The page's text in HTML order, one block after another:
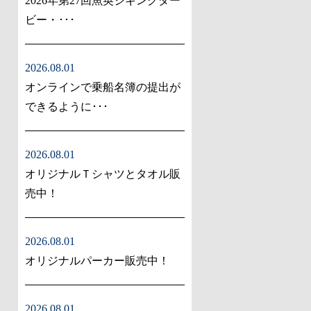
ビー・･･･
2026.08.01
オンラインで乗船名簿の提出が
できるように･･･
2026.08.01
オリジナルＴシャツとタオル販
売中！
2026.08.01
オリジナルパーカー販売中！